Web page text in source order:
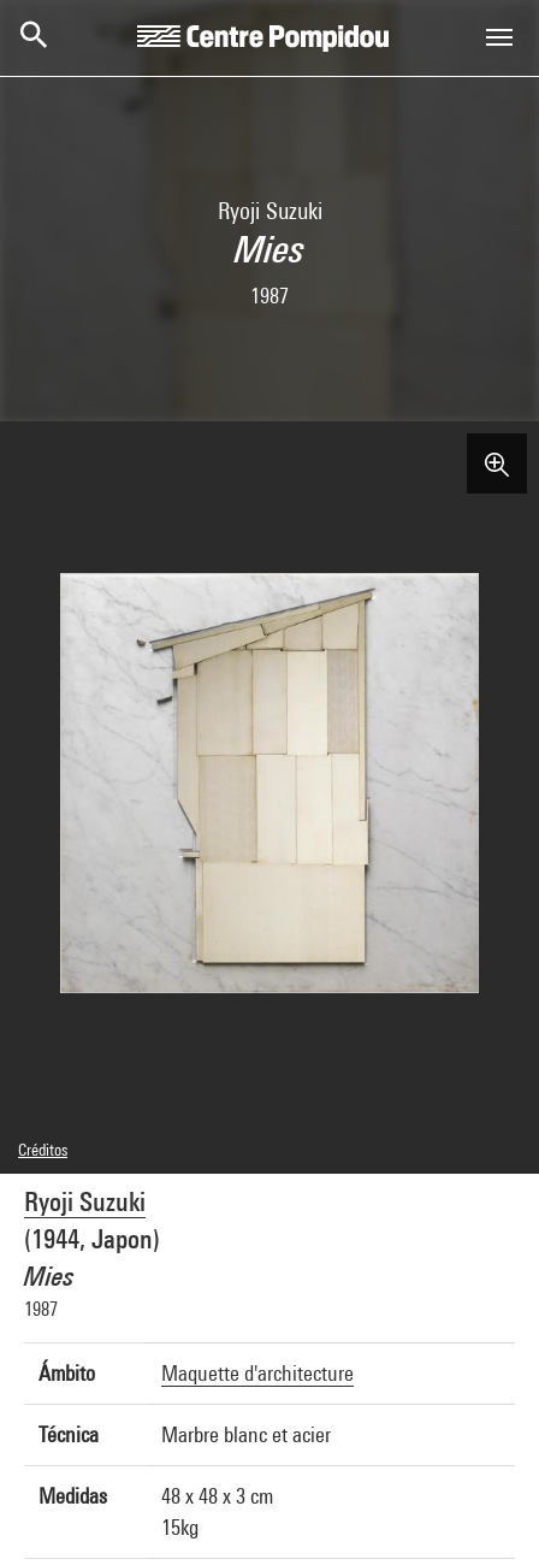
Centre Pompidou
Ryoji Suzuki
Mies
1987
Ryoji Suzuki
(1944, Japon)
Mies
1987
Ámbito Maquette d'architecture
Técnica Marbre blanc et acier
Medidas
48 x 48 x 3 cm
15kg
Créditos
© droits réservés
Créditos fotográficos : Centre Pompidou, MNAM-CCI/Georges Meguerditchian/Dist.
GrandPalaisRmn
Referencia de la imagen : 4N28214
Difusión de la imagen :